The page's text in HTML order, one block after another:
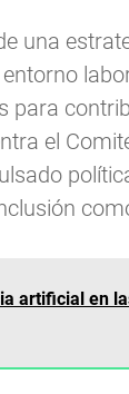
una
para
el
artificial en